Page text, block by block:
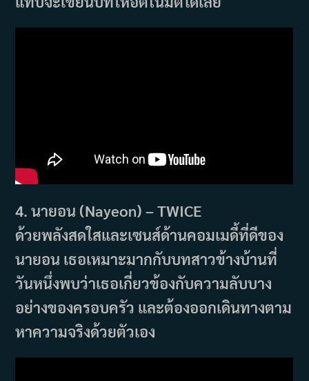
4. นายอน (Nayeon) – TWICE
ด้วยพลังสดใสและเซนส์ด้านคอมเมดี้ที่ดีของ
นายอน เธอเหมาะมากกับบทสาวข้างบ้านที่
วันหนึ่งพบว่าเธอเกี่ยวข้องกับความลับบาง
อย่างของครอบครัว และต้องออกเดินทางตาม
หาความจริงด้วยตัวเอง